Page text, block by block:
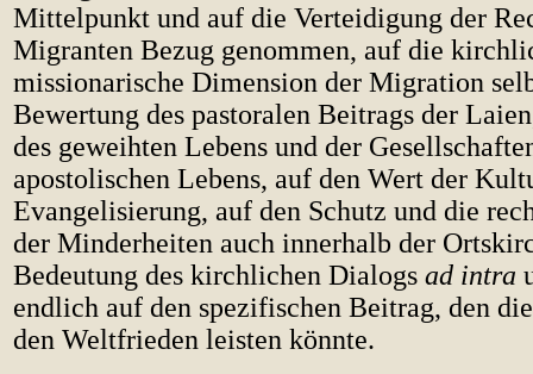
Mittelpunkt und auf die Verteidigung der
Migranten Bezug genommen, auf die
missionarische Dimension der Migration
Bewertung des pastoralen Beitrags der
des geweihten Lebens und der
apostolischen Lebens, auf den Wert der
Evangelisierung, auf den Schutz und die
der Minderheiten auch innerhalb der
Bedeutung des kirchlichen Dialogs ad intra
endlich auf den spezifischen Beitrag, den
den Weltfrieden leisten könnte.